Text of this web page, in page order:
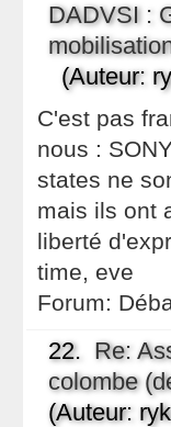
DADVSI :
(Auteur:
C'est pas
nous :
states ne
mais ils ont
liberté
time, eve
Forum:
22. Re:
colombe
(Auteur: